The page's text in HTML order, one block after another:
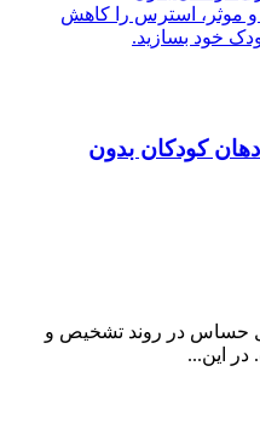
کودکان بدون
حساس در روند تشخیص و
این...